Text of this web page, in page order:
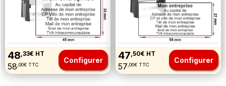
48,33€ HT
58 ,00€ TTC Configurer 47,50€ HT
57 ,00€ TTC Configurer